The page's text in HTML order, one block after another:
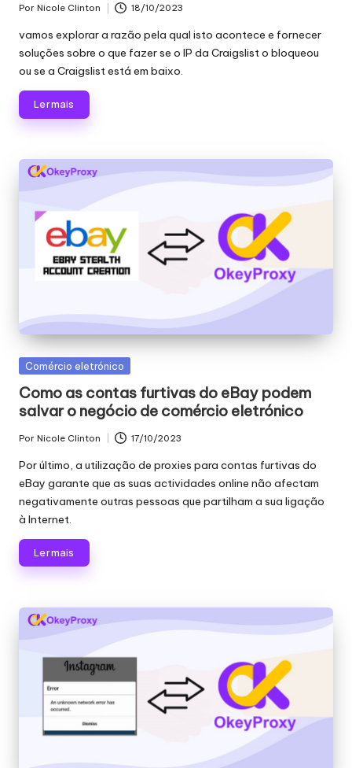
por
Por Nicole Clinton 18/10/2023
vamos explorar a razão pela qual isto acontece e fornecer
soluções sobre o que fazer se o IP da Craigslist o bloqueou
ou se a Craigslist está em baixo.
Ler mais
Publicado
Comércio eletrónico
Como as contas furtivas do eBay podem
salvar o negócio de comércio eletrónico
Publicado
por
Por Nicole Clinton 17/10/2023
Por último, a utilização de proxies para contas furtivas do
eBay garante que as suas actividades online não afectam
negativamente outras pessoas que partilham a sua ligação
à Internet.
Ler mais